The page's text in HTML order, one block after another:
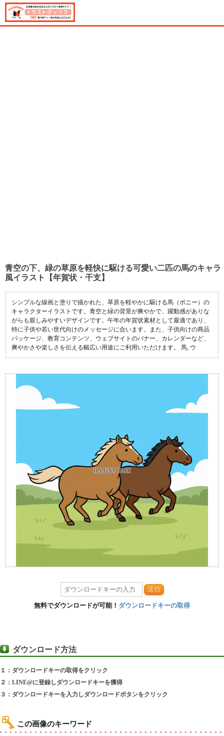
青空の下、緑の草原を軽快に駆ける可愛い二匹の馬のキャラ
風イラスト【年賀状・干支】
シンプルな線画と塗りで描かれた、草原を軽やかに駆ける馬（ポニー）の
キャラクターイラストです。青空と緑の背景が爽やかで、躍動感がありな
がらも親しみやすいデザインです。午年の年賀状素材として最適であり、
特に子供や若い世代向けのメッセージに合います。また、子供向けの商品
パッケージ、教育コンテンツ、ウェブサイトのバナー、カレンダーなど、
爽やかさや楽しさを伝える幅広い用途にご利用いただけます。 馬, ウ
送信
無料でダウンロードが可能！ ダウンロードキーの取得
ダウンロード方法
１：ダウンロードキーの取得をクリック
２：LINE@に登録しダウンロードキーを獲得
３：ダウンロードキーを入力しダウンロードボタンをクリック
この画像のキーワード